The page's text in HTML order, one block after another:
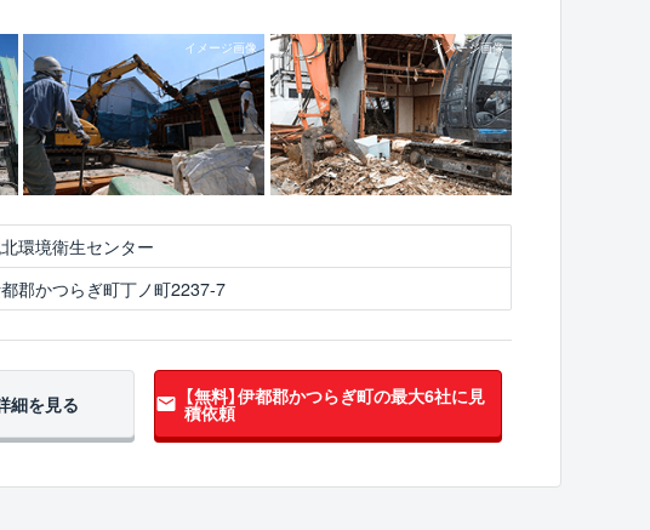
環境衛生センター
郡かつらぎ町丁ノ町2237-7
細を見る 【無料】伊都郡かつらぎ町の最大6社に見
積依頼